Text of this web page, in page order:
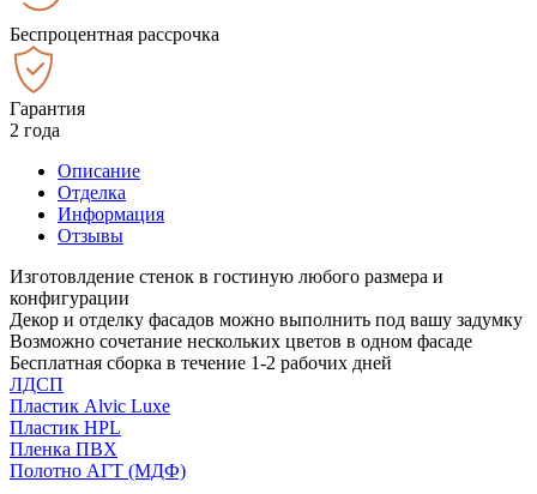
Беспроцентная рассрочка
Гарантия
2 года
Описание
Отделка
Информация
Отзывы
Изготовлдение стенок в гостиную любого размера и
конфигурации
Декор и отделку фасадов можно выполнить под вашу задумку
Возможно сочетание нескольких цветов в одном фасаде
Бесплатная сборка в течение 1-2 рабочих дней
ЛДСП
Пластик Alvic Luxe
Пластик HPL
Пленка ПВХ
Полотно АГТ (МДФ)